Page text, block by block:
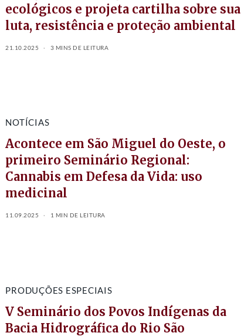
ecológicos e projeta cartilha sobre sua
luta, resistência e proteção ambiental
21.10.2025 3 MINS DE LEITURA
NOTÍCIAS
Acontece em São Miguel do Oeste, o
primeiro Seminário Regional:
Cannabis em Defesa da Vida: uso
medicinal
11.09.2025 1 MIN DE LEITURA
PRODUÇÕES ESPECIAIS
V Seminário dos Povos Indígenas da
Bacia Hidrográfica do Rio São